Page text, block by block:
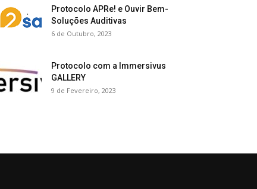
Protocolo APRe! e Ouvir Bem-
Soluções Auditivas
6 de Outubro, 2023
Protocolo com a Immersivus
GALLERY
9 de Fevereiro, 2023